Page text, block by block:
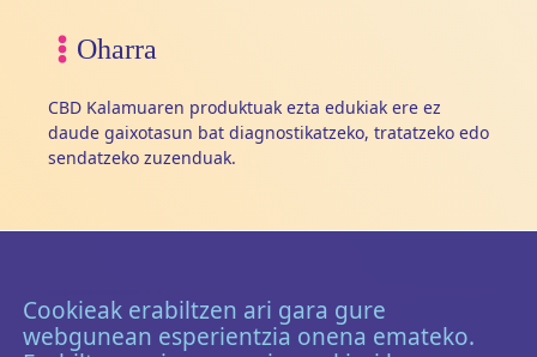
Oharra
CBD Kalamuaren produktuak ezta edukiak ere ez
daude gaixotasun bat diagnostikatzeko, tratatzeko edo
sendatzeko zuzenduak.
Cookieak erabiltzen ari gara gure
webgunean esperientzia onena emateko.